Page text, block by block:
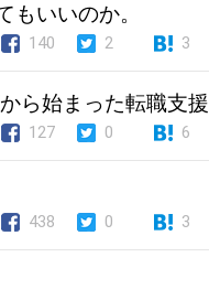
もいいのか。
140 2 3
ら始まった転職支援
127 0 6
438 0 3